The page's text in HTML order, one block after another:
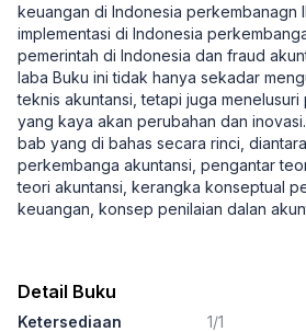
keuangan di Indonesia perkembanagn
implementasi di Indonesia
pemerintah di Indonesia dan fraud
laba Buku ini tidak hanya sekadar
teknis akuntansi, tetapi juga menelusuri
yang kaya akan perubahan dan
bab yang di bahas secara rinci,
perkembanga akuntansi, pengantar
teori akuntansi, kerangka konseptual
keuangan, konsep penilaian dalan
Detail Buku
Ketersediaan
1/1